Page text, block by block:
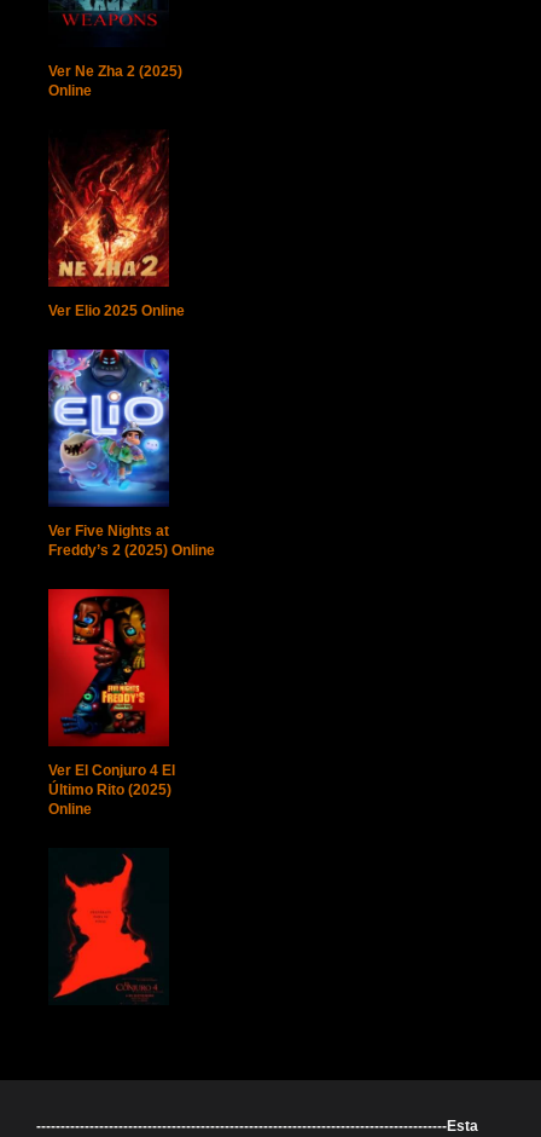
Ver Ne Zha 2 (2025)
Online
Ver Elio 2025 Online
Ver Five Nights at
Freddy’s 2 (2025) Online
Ver El Conjuro 4 El
Último Rito (2025)
Online
-------------------------------------------------------------------------------------Esta